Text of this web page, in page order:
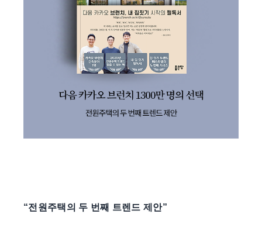
“전원주택의 두 번째 트렌드 제안”